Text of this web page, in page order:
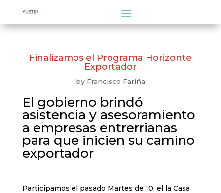
Finalizamos el Programa Horizonte
Exportador
by Francisco Fariña
El gobierno brindó
asistencia y asesoramiento
a empresas entrerrianas
para que inicien su camino
exportador
Participamos el pasado Martes de 10, el la Casa